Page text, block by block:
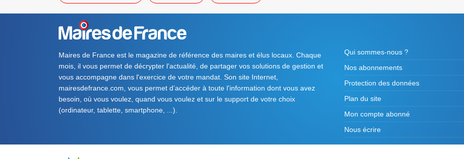
Maires de France est le magazine de référence des maires et élus locaux. Chaque
mois, il vous permet de décrypter l'actualité, de partager vos solutions de gestion et
vous accompagne dans l'exercice de votre mandat. Son site Internet,
mairesdefrance.com, vous permet d’accéder à toute l'information dont vous avez
besoin, où vous voulez, quand vous voulez et sur le support de votre choix
(ordinateur, tablette, smartphone, ...).
Qui sommes-nous ?
Nos abonnements
Protection des données
Plan du site
Mon compte abonné
Nous écrire